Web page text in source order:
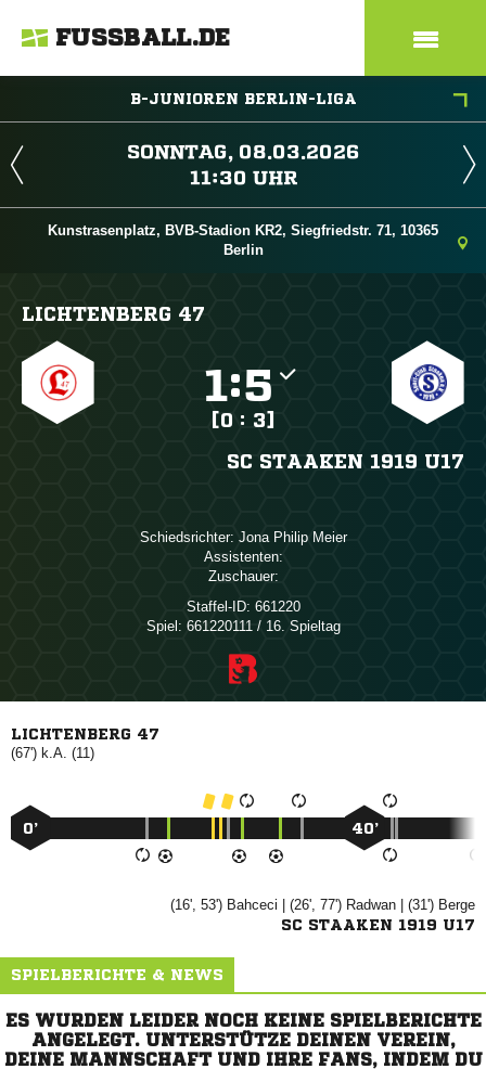
FUSSBALL.DE
B-JUNIOREN BERLIN-LIGA
 
 
Kunstrasenplatz, BVB-Stadion KR2, Siegfriedstr. 71, 10365
Berlin
LICHTENBERG 47
:
[0 : 3]
SC STAAKEN 1919 U17
Schiedsrichter:   
Assistenten:
Zuschauer:
Staffel-ID: 661220
Spiel: 661220111 / 16. Spieltag
LICHTENBERG 47
(67') k.A. (11)
0’ 40’
(16', 53')  | (26', 77')  | (31') 
SC STAAKEN 1919 U17
SPIELBERICHTE & NEWS
ES WURDEN LEIDER NOCH KEINE SPIELBERICHTE
ANGELEGT. UNTERSTÜTZE DEINEN VEREIN,
DEINE MANNSCHAFT UND IHRE FANS, INDEM DU